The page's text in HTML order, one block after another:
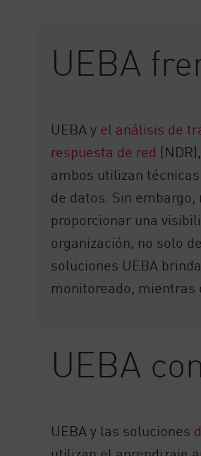
UEBA
UEBA y el análisis de
respuesta de red
ambos utilizan
de datos. Sin
proporcionar una
organización, no solo
soluciones UEBA
monitoreado, mientras
UEBA
UEBA y las soluciones